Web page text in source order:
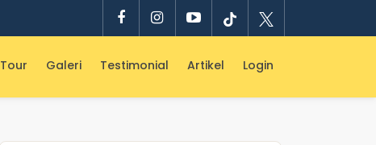
Tour Galeri Testimonial Artikel Login